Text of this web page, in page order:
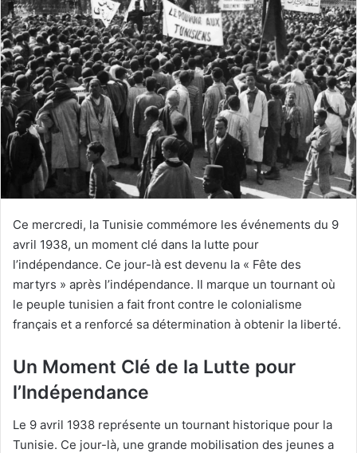
Ce mercredi, la Tunisie commémore les événements du 9
avril 1938, un moment clé dans la lutte pour
l’indépendance. Ce jour-là est devenu la « Fête des
martyrs » après l’indépendance. Il marque un tournant où
le peuple tunisien a fait front contre le colonialisme
français et a renforcé sa détermination à obtenir la liberté.
Un Moment Clé de la Lutte pour
l’Indépendance
Le 9 avril 1938 représente un tournant historique pour la
Tunisie. Ce jour-là, une grande mobilisation des jeunes a